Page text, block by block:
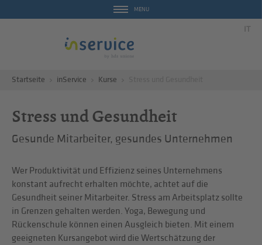
MENU
IT
Startseite inService Kurse
Stress und Gesundheit
Gesunde Mitarbeiter, gesundes Unternehmen
Wer Produktivität und Effizienz seines Unternehmens
konstant aufrecht erhalten möchte, achtet auf die
Gesundheit seiner Mitarbeiter. Stress am Arbeitsplatz sollte
in Grenzen gehalten werden. Yoga, Bewegung und
Rückenschule können einen Ausgleich bieten. Mit einem
geeigneten Kursangebot wird die Wertschätzung der